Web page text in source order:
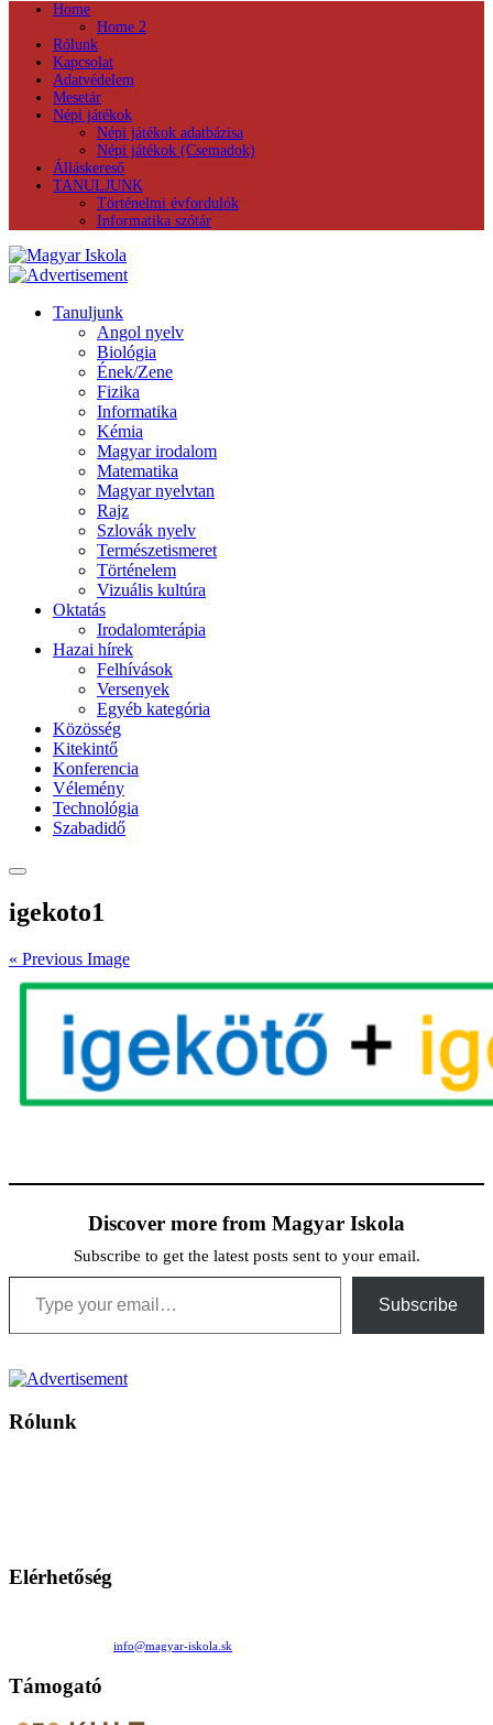
Home
Home 2
Rólunk
Kapcsolat
Adatvédelem
Mesetár
Népi játékok
Népi játékok adatbázisa
Népi játékok (Csemadok)
Álláskereső
TANULJUNK
Történelmi évfordulók
Informatika szótár
Tanuljunk
Angol nyelv
Biológia
Ének/Zene
Fizika
Informatika
Kémia
Magyar irodalom
Matematika
Magyar nyelvtan
Rajz
Szlovák nyelv
Természetismeret
Történelem
Vizuális kultúra
Oktatás
Irodalomterápia
Hazai hírek
Felhívások
Versenyek
Egyéb kategória
Közösség
Kitekintő
Konferencia
Vélemény
Technológia
Szabadidő
igekoto1
« Previous Image
Discover more from Magyar Iskola
Subscribe to get the latest posts sent to your email.
Type your email…
Subscribe
Rólunk
Elérhetőség
info@magyar-iskola.sk
Támogató